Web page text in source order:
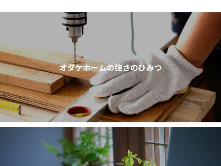
オダケホームの強さのひみつ